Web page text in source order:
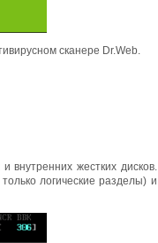
сканере Dr.Web.
внутренних жестких дисков.
логические разделы) и